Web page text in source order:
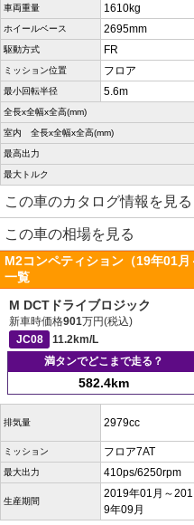
車両重量 1610kg
ホイールベース 2695mm
駆動方式 FR
ミッション位置 フロア
最小回転半径 5.6m
全長x全幅x全高(mm)
室内 全長x全幅x全高(mm)
最高出力
最大トルク
この車のカタログ情報を見る
この車の相場を見る
M2コンペティション（19年01
一覧
M DCTドライブロジック
新車時価格901万円(税込)
JC08
11.2km/L
満タンでどこまで走る？
582.4km
排気量 2979cc
ミッション フロア7AT
最大出力 410ps/6250rpm
生産期間
2019年01月～201
9年09月